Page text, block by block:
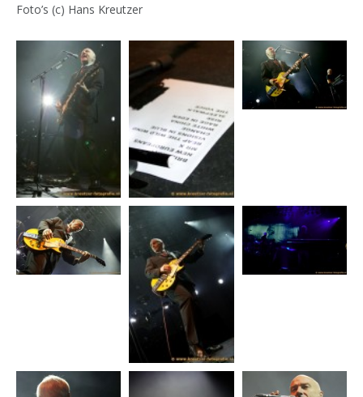
Foto’s (c) Hans Kreutzer